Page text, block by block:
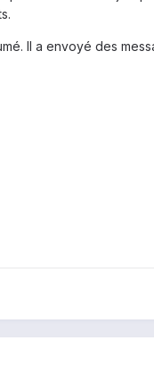
Il a envoyé des